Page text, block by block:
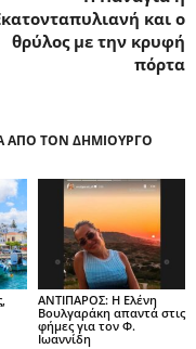
και ο
θρύλος με την κρυφή
πόρτα
ΑΠΟ ΤΟΝ ΔΗΜΙΟΥΡΓΟ
ΑΝΤΙΠΑΡΟΣ: Η Ελένη
Βουλγαράκη απαντά στις
φήμες για τον Φ.
Ιωαννίδη